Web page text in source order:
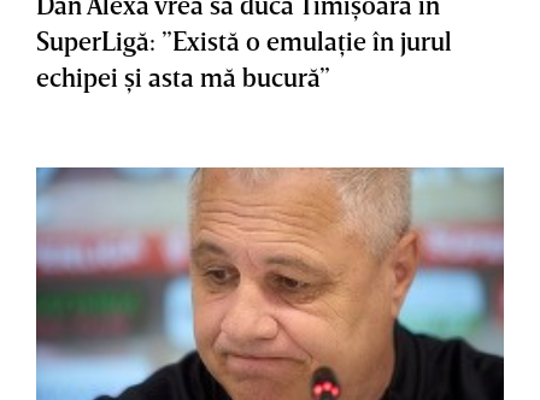
SuperLigă: ”Există o emulaţie în jurul
echipei şi asta mă bucură”